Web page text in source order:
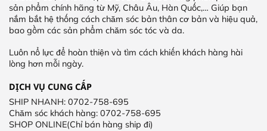
sản phẩm chính hãng từ Mỹ, Châu Âu, Hàn Quốc,… Giúp bạn
nắm bắt hệ thống cách chăm sóc bản thân cơ bản và hiệu quả,
bao gồm các sản phẩm chăm sóc tóc và da.
Luôn nổ lực để hoàn thiện và tìm cách khiến khách hàng hài
lòng hơn mỗi ngày.
DỊCH VỤ CUNG CẤP
SHIP NHANH: 0702-758-695
Chăm sóc khách hàng: 0702-758-695
SHOP ONLINE(Chỉ bán hàng ship đi)